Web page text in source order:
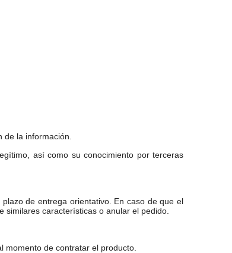
la información.
así como su conocimiento por terceras
de entrega orientativo. En caso de que el
características o anular el pedido.
momento de contratar el producto.